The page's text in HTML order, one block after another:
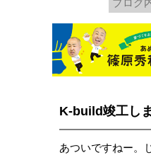
K-build竣工し
あついですねー。